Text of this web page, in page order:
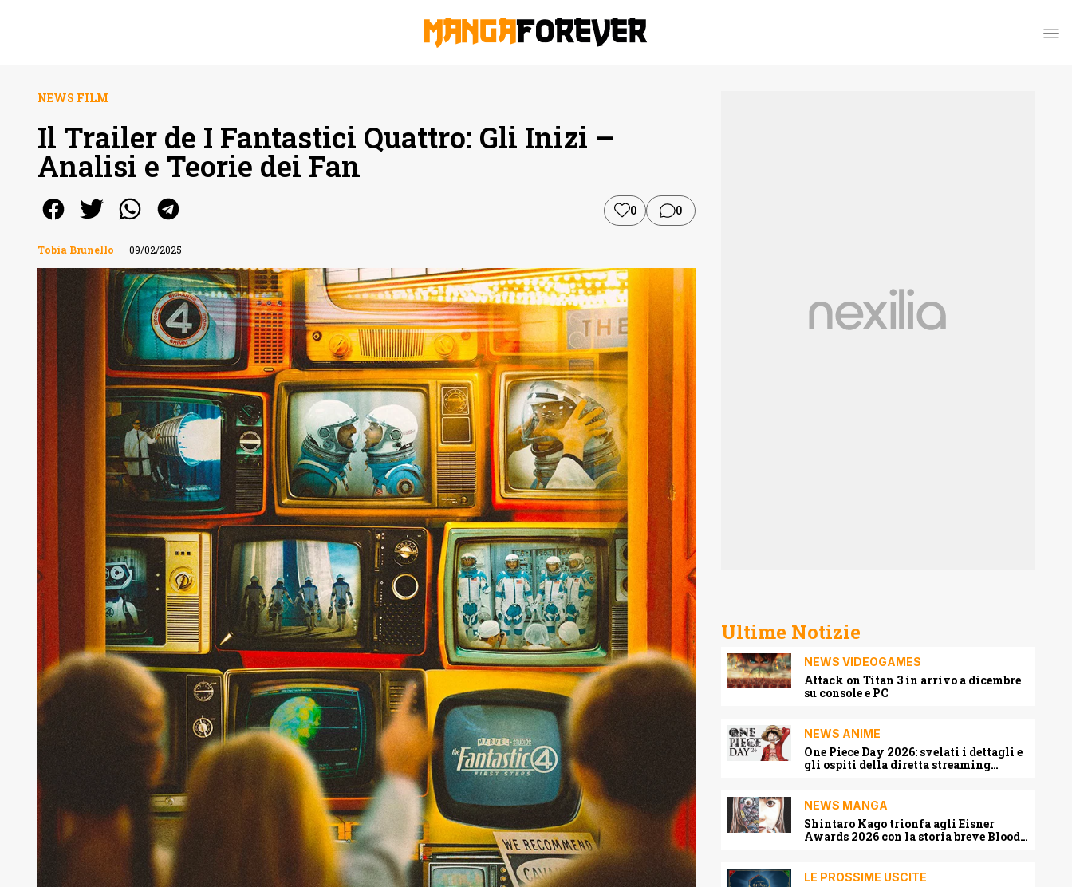
NEWS FILM
Il Trailer de I Fantastici Quattro: Gli Inizi –
Analisi e Teorie dei Fan
0 0
Tobia Brunello 09/02/2025
Ultime Notizie
NEWS VIDEOGAMES
Attack on Titan 3 in arrivo a dicembre
su console e PC
NEWS ANIME
One Piece Day 2026: svelati i dettagli e
gli ospiti della diretta streaming
NEWS MANGA
Shintaro Kago trionfa agli Eisner
Awards 2026 con la storia breve Blood
LE PROSSIME USCITE